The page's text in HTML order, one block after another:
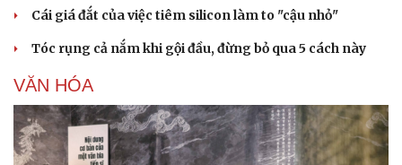
Cái giá đắt của việc tiêm silicon làm to "cậu nhỏ"
Tóc rụng cả nắm khi gội đầu, đừng bỏ qua 5 cách này
VĂN HÓA